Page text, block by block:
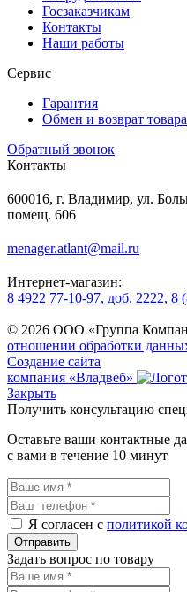
Госзаказчикам
Контакты
Наши работы
Сервис
Гарантия
Обмен и возврат товара
Обратный звонок
Контакты
600016, г. Владимир, ул.
помещ. 606
menager.atlant@mail.ru
Интернет-магазин:
8 4922 77-10-97, доб. 2222, 8
© 2026 ООО «Группа
отношении обработки
Создание сайта
компания «Владвеб»
Закрыть
Получить консультацию
Оставьте ваши контактные
с вами в течение 10 минут
Я согласен с политикой
Задать вопрос по товару